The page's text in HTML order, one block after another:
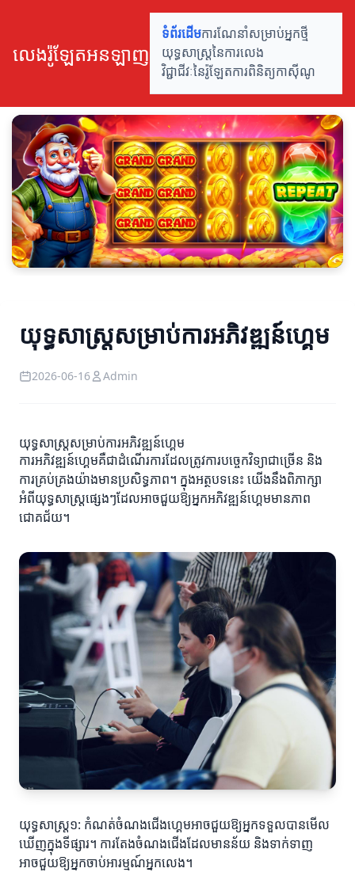
លេងរ៉ូឡែតអនឡាញ
ទំព័រដើមការណែនាំសម្រាប់អ្នកថ្មី
យុទ្ធសាស្ត្រនៃការលេង
វិជ្ជាជីវៈនៃរ៉ូឡែតការ​ពិនិត្យ​កាស៊ីណូ
យុទ្ធសាស្ត្រសម្រាប់ការអភិវឌ្ឍន៍ហ្គេម
2026-06-16 Admin
យុទ្ធសាស្ត្រសម្រាប់ការអភិវឌ្ឍន៍ហ្គេម
ការអភិវឌ្ឍន៍ហ្គេមគឺជាដំណើរការដែលត្រូវការបច្ចេកវិទ្យាជាច្រើន និង
ការគ្រប់គ្រងយ៉ាងមានប្រសិទ្ធភាព។ ក្នុងអត្ថបទនេះ យើងនឹងពិភាក្សា
អំពីយុទ្ធសាស្ត្រផ្សេងៗដែលអាចជួយឱ្យអ្នកអភិវឌ្ឍន៍ហ្គេមមានភាព
ជោគជ័យ។
យុទ្ធសាស្ត្រ១: កំណត់ចំណងជើងហ្គេមអាចជួយឱ្យអ្នកទទួលបានមើល
ឃើញក្នុងទីផ្សារ។ ការតែងចំណងជើងដែលមានន័យ និងទាក់ទាញ
អាចជួយឱ្យអ្នកចាប់អារម្មណ៍អ្នកលេង។